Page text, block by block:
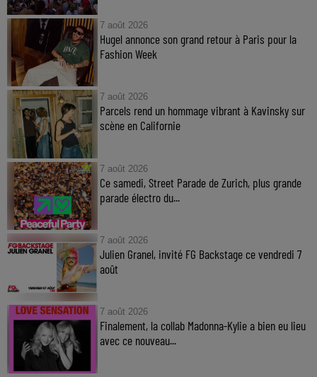
7 août 2026
Hugel annonce son grand retour à Paris pour la
Fashion Week
7 août 2026
Parcels rend un hommage vibrant à Kavinsky sur
scène en Californie
7 août 2026
Ce samedi, Street Parade de Zurich, plus grande
parade électro du...
7 août 2026
Julien Granel, invité FG Backstage ce vendredi 7
août
7 août 2026
Finalement, la collab Madonna-Kylie a bien eu lieu
avec ce nouveau...